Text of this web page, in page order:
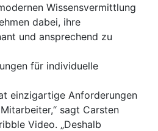
Wissensvermittlung
dabei, ihre
und ansprechend zu
für individuelle
einzigartige Anforderungen
sagt Carsten
Video. „Deshalb